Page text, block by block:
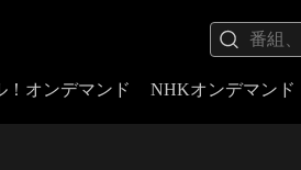
！オンデマンド NHKオンデマンド